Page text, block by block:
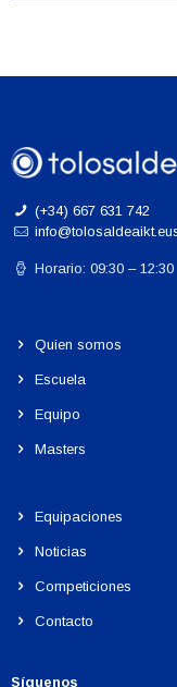
(+34) 667 631 742
Horario: 09:30 – 12:30
Quien somos
Escuela
Equipo
Masters
Equipaciones
Noticias
Competiciones
Contacto
Síguenos